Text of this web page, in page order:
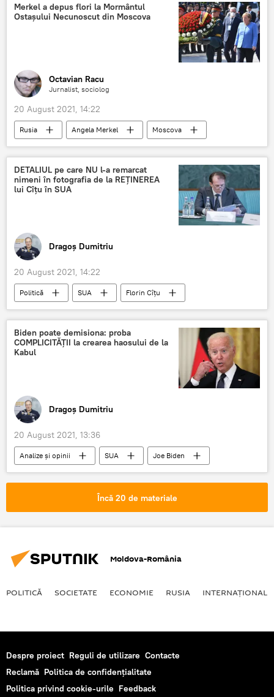
Merkel a depus flori la Mormântul
Ostașului Necunoscut din Moscova
Octavian Racu
Jurnalist, sociolog
20 August 2021, 14:22
Rusia Angela Merkel
Moscova
Rusia
DETALIUL pe care NU l-a remarcat
nimeni în fotografia de la REȚINEREA
lui Cîțu în SUA
Dragoș Dumitriu
20 August 2021, 14:22
Politică SUA Florin Cîţu
Biden poate demisiona: proba
COMPLICITĂȚII la crearea haosului de la
Kabul
Dragoș Dumitriu
20 August 2021, 13:36
Analize și opinii SUA
Joe Biden
Demisie
Încă 20 de materiale
Moldova-România
POLITICĂ SOCIETATE ECONOMIE RUSIA INTERNAŢIONAL
Despre proiect Reguli de utilizare Contacte
Reclamă Politica de confidențialitate
Politica privind cookie-urile Feedback